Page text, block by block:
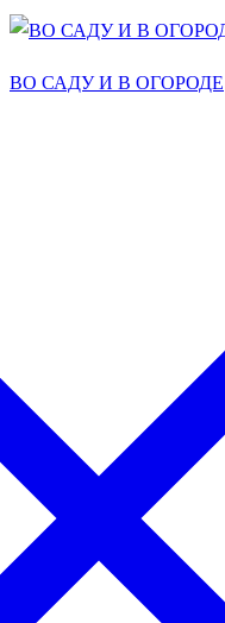
ВО САДУ И В ОГОРОДЕ